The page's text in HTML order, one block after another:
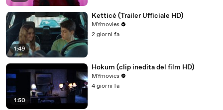
1:49
Ketticè (Trailer Ufficiale HD)
MYmovies
2 giorni fa
1:50
Hokum (clip inedita del film HD)
MYmovies
4 giorni fa